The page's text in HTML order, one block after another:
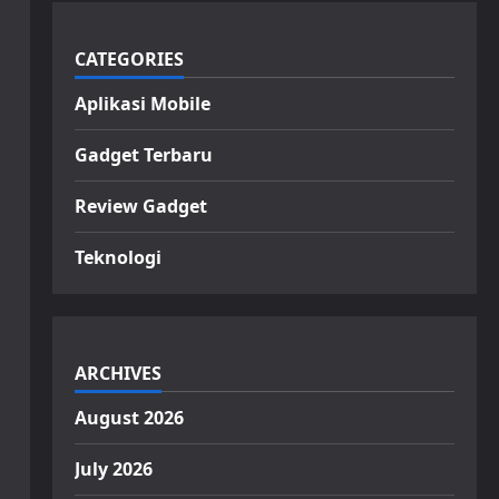
CATEGORIES
Aplikasi Mobile
Gadget Terbaru
Review Gadget
Teknologi
ARCHIVES
August 2026
July 2026